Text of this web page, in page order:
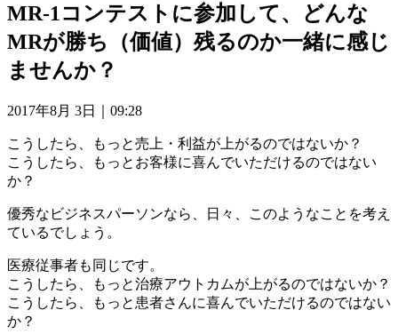
MR-1コンテストに参加して、どんな
MRが勝ち（価値）残るのか一緒に感じ
ませんか？
2017年8月 3日｜09:28
こうしたら、もっと売上・利益が上がるのではないか？
こうしたら、もっとお客様に喜んでいただけるのではない
か？
優秀なビジネスパーソンなら、日々、このようなことを考え
ているでしょう。
医療従事者も同じです。
こうしたら、もっと治療アウトカムが上がるのではないか？
こうしたら、もっと患者さんに喜んでいただけるのではない
か？